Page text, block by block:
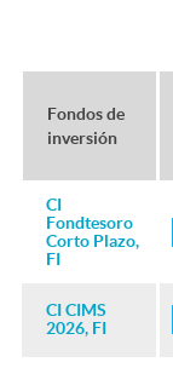
d
s
u
o
A
n
N
u
Fondos de
inversión
CI
Fondtesoro
Corto Plazo,
FI
CI CIMS
2026, FI